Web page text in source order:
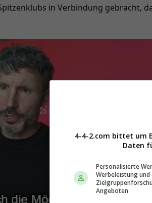
in Verbindung gebracht,
4-4-2.com bittet um
Daten
Personalisierte
Werbeleistung
Angeboten